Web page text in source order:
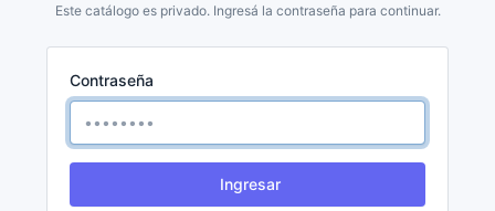
Este catálogo es privado. Ingresá la contraseña para continuar.
Contraseña
Ingresar